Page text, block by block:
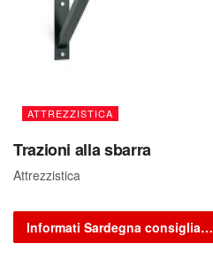
ATTREZZISTICA
Trazioni alla sbarra
Attrezzistica
Informati Sardegna consiglia…